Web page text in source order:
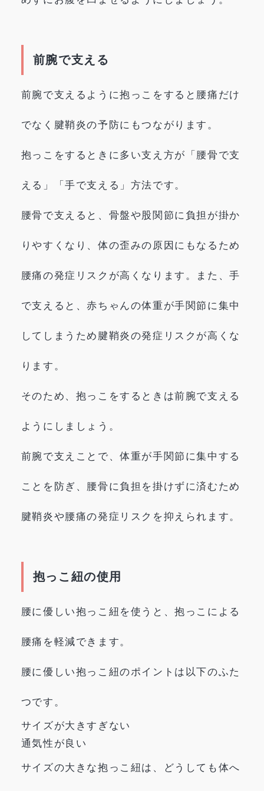
前腕で支える
前腕で支えるように抱っこをすると腰痛だけ
でなく腱鞘炎の予防にもつながります。
抱っこをするときに多い支え方が「腰骨で支
える」「手で支える」方法です。
腰骨で支えると、骨盤や股関節に負担が掛か
りやすくなり、体の歪みの原因にもなるため
腰痛の発症リスクが高くなります。また、手
で支えると、赤ちゃんの体重が手関節に集中
してしまうため腱鞘炎の発症リスクが高くな
ります。
そのため、抱っこをするときは前腕で支える
ようにしましょう。
前腕で支えことで、体重が手関節に集中する
ことを防ぎ、腰骨に負担を掛けずに済むため
腱鞘炎や腰痛の発症リスクを抑えられます。
抱っこ紐の使用
腰に優しい抱っこ紐を使うと、抱っこによる
腰痛を軽減できます。
腰に優しい抱っこ紐のポイントは以下のふた
つです。
サイズが大きすぎない
通気性が良い
サイズの大きな抱っこ紐は、どうしても体へ